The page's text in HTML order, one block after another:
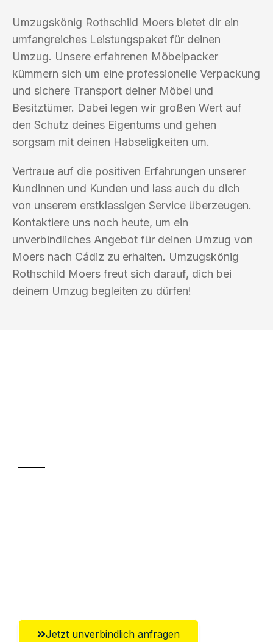
Umzugskönig Rothschild Moers bietet dir ein
umfangreiches Leistungspaket für deinen
Umzug. Unsere erfahrenen Möbelpacker
kümmern sich um eine professionelle Verpackung
und sichere Transport deiner Möbel und
Besitztümer. Dabei legen wir großen Wert auf
den Schutz deines Eigentums und gehen
sorgsam mit deinen Habseligkeiten um.
Vertraue auf die positiven Erfahrungen unserer
Kundinnen und Kunden und lass auch du dich
von unserem erstklassigen Service überzeugen.
Kontaktiere uns noch heute, um ein
unverbindliches Angebot für deinen Umzug von
Moers nach Cádiz zu erhalten. Umzugskönig
Rothschild Moers freut sich darauf, dich bei
deinem Umzug begleiten zu dürfen!
Jetzt unverbindlich anfragen